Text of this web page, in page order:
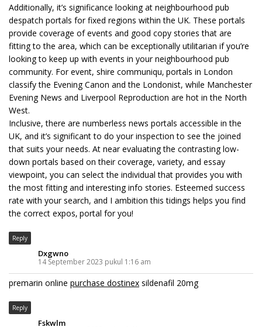
Additionally, it’s significance looking at neighbourhood pub
despatch portals for fixed regions within the UK. These portals
provide coverage of events and good copy stories that are
fitting to the area, which can be exceptionally utilitarian if you’re
looking to keep up with events in your neighbourhood pub
community. For event, shire communiqu‚ portals in London
classify the Evening Canon and the Londonist, while Manchester
Evening News and Liverpool Reproduction are hot in the North
West.
Inclusive, there are numberless news portals accessible in the
UK, and it’s significant to do your inspection to see the joined
that suits your needs. At near evaluating the contrasting low-
down portals based on their coverage, variety, and essay
viewpoint, you can select the individual that provides you with
the most fitting and interesting info stories. Esteemed success
rate with your search, and I ambition this tidings helps you find
the correct expos‚ portal for you!
Reply
Dxgwno
14 September 2023 pukul 1:16 am
premarin online purchase dostinex sildenafil 20mg
Reply
Fskwlm